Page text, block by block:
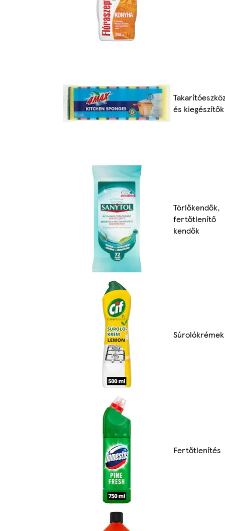
és kiegészítők
Törlőkendők,
fertőtlenítő
kendők
Súrolókrémek
Fertőtlenítés